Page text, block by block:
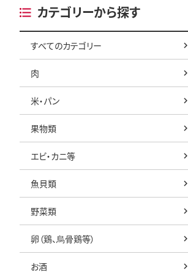
カテゴリーから探す
すべてのカテゴリー
肉
米・パン
果物類
エビ・カニ等
魚貝類
野菜類
卵（鶏、烏骨鶏等）
お酒